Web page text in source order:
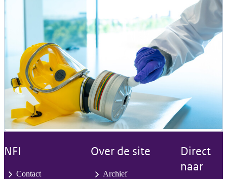
NFI
Contact
Over de site
Archief
Direct
naar